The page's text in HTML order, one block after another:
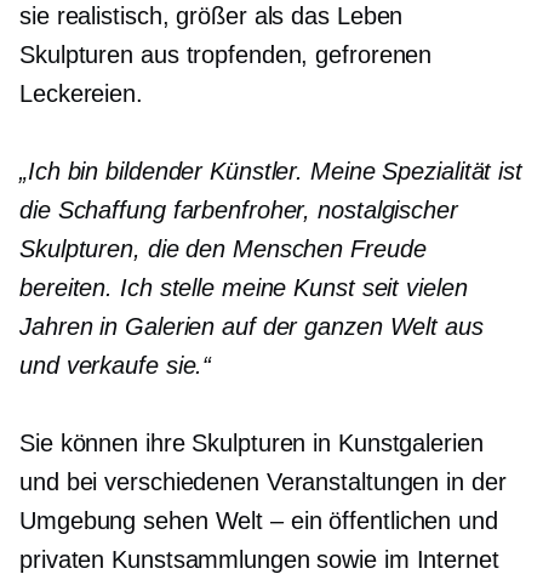
sie realistisch,größer als das Leben
Skulpturen aus tropfenden, gefrorenen
Leckereien.
„Ich bin bildender Künstler. Meine Spezialität ist
die Schaffung farbenfroher, nostalgischer
Skulpturen, die den Menschen Freude
bereiten. Ich stelle meine Kunst seit vielen
Jahren in Galerien auf der ganzen Welt aus
und verkaufe sie.“
Sie können ihre Skulpturen in Kunstgalerien
und bei verschiedenen Veranstaltungen in der
Umgebung sehen Welt – ein öffentlichen und
privaten Kunstsammlungen sowie im Internet